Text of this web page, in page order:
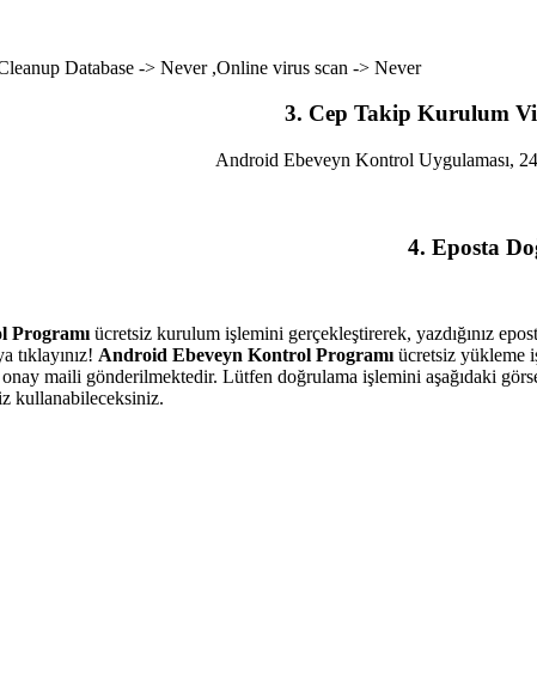
Database -> Never ,Online virus scan -> Never
3. Cep Takip Kurulum
Android Ebeveyn Kontrol Uygulaması,
4. Eposta
Programıücretsiz kurulum işlemini gerçekleştirerek, yazdığınız
tıklayınız! Android Ebeveyn Kontrol Programıücretsiz yükleme
maili gönderilmektedir. Lütfen doğrulama işlemini aşağıdaki
kullanabileceksiniz.